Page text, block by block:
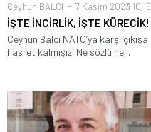
Ceyhun BALCI 7 Kasım 2023 10:16
İŞTE İNCİRLİK, İŞTE KÜRECİK!
Ceyhun Balcı NATO’ya karşı çıkışa
hasret kalmışız. Ne sözlü ne...